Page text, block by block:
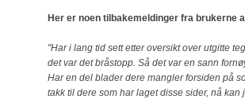
Her er noen tilbakemeldinger fra brukerne
"Har i lang tid sett etter oversikt over utgitte
det var det bråstopp. Så det var en sann
Har en del blader dere mangler forsiden på
takk til dere som har laget disse sider, nå